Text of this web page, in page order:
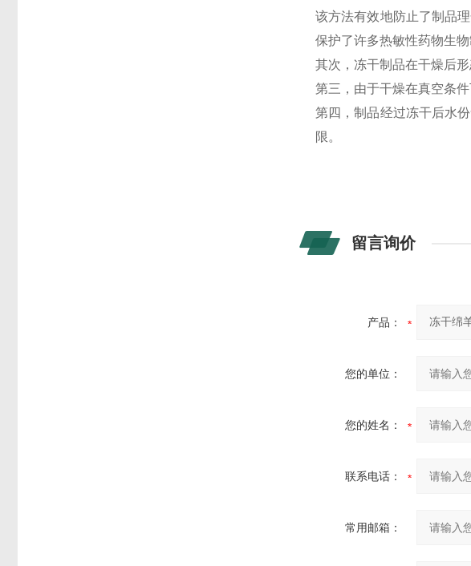
该方法有效地防止了制品
保护了许多热敏性药物生
其次，冻干制品在干燥后
第三，由于干燥在真空条
第四，制品经过冻干后水
限。
留言询价
产品：
您的单位：
您的姓名：
联系电话：
常用邮箱：